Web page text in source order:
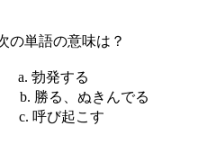
の単語の意味は？
する
ぬきんでる
起こす